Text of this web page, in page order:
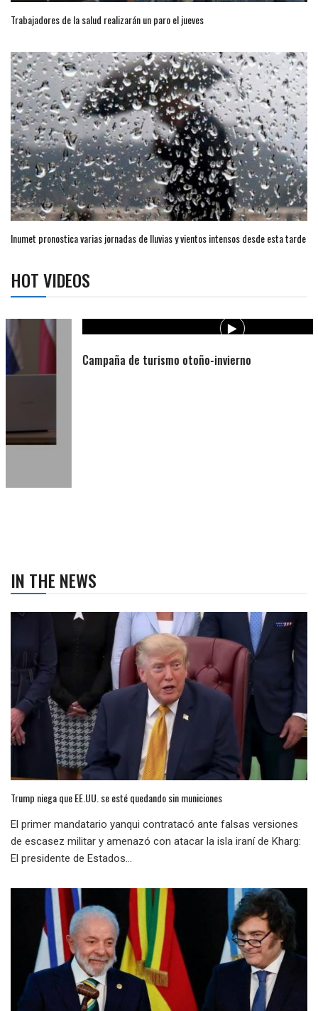
Trabajadores de la salud realizarán un paro el jueves
Inumet pronostica varias jornadas de lluvias y vientos intensos desde esta tarde
HOT VIDEOS
Campaña de turismo otoño-invierno
IN THE NEWS
Trump niega que EE.UU. se esté quedando sin municiones
El primer mandatario yanqui contratacó ante falsas versiones
de escasez militar y amenazó con atacar la isla iraní de Kharg:
El presidente de Estados...